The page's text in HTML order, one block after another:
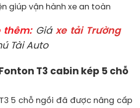
giúp vận hành xe an toàn
thêm:Giá xe tải Trường
Tài Auto
T3 cabin kép 5 chỗ
5 chỗ ngồi đã được nâng cấp